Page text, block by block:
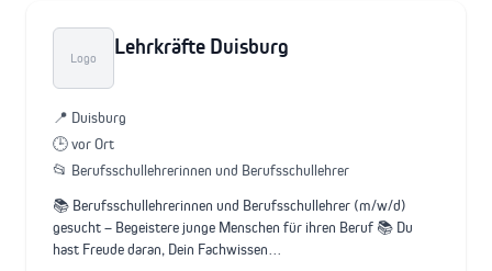
Logo Lehrkräfte Duisburg
📍 Duisburg
🕒 vor Ort
📂 Berufsschullehrerinnen und Berufsschullehrer
📚 Berufsschullehrerinnen und Berufsschullehrer (m/w/d)
gesucht – Begeistere junge Menschen für ihren Beruf 📚 Du
hast Freude daran, Dein Fachwissen…